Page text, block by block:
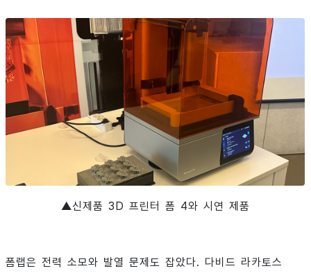
▲신제품 3D 프린터 폼 4와 시연 제품
폼랩은 전력 소모와 발열 문제도 잡았다. 다비드 라카토스